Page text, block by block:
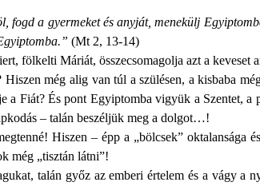
a gyermeket és anyját, menekülj
(Mt 2, 13-14)
fölkelti Máriát, összecsomagolja azt a
még alig van túl a szülésen, a kisbaba
Fiát? És pont Egyiptomba vigyük a Szentet,
– talán beszéljük meg a dolgot…!
Hiszen – épp a „bölcsek”
még „tisztán látni”!
talán győz az emberi értelem és a vágy a